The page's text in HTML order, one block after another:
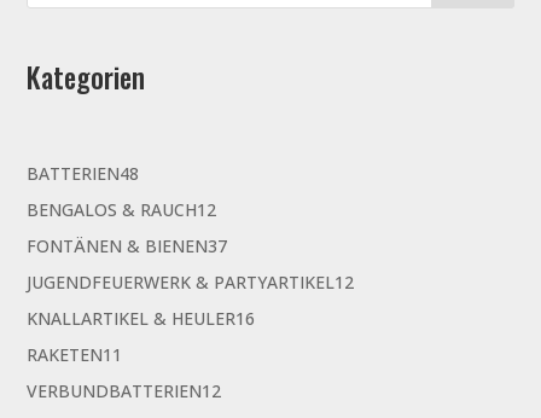
Kategorien
BATTERIEN48
Produkte
BENGALOS & RAUCH1212
Produkte
FONTÄNEN & BIENEN3737
Produkte
JUGENDFEUERWERK & PARTYARTIKEL1212
KNALLARTIKEL & HEULER16
RAKETEN11
Produkte
VERBUNDBATTERIEN1212